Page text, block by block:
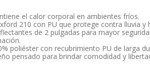
el calor corporal en ambientes fríos.
210 con PU que protege contra lluvia y
de 2 pulgadas para mayor
poliéster con recubrimiento PU de larga
pensado para brindar comodidad y